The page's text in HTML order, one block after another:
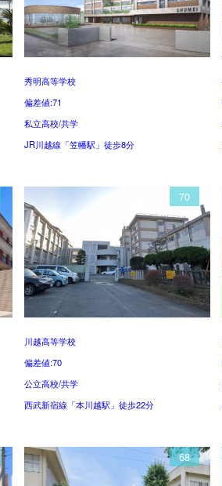
秀明高等学校
偏差値:71
私立高校/共学
JR川越線「笠幡駅」徒歩8分
70
川越高等学校
偏差値:70
公立高校/共学
西武新宿線「本川越駅」徒歩22分
68